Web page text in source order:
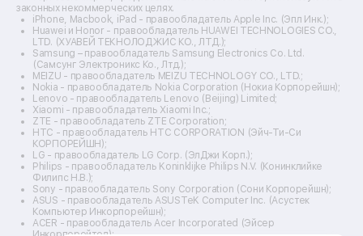
Ремонт прицелов ночного видения
Ремонт винных шкафов
Ремонт выпрямителей
Ремонт сушилок для рук
Ремонт дальномеров
Ремонт снегоуборщиков
законных некоммерческих целях.
iPhone, Macbook, iPad - правообладатель Apple Inc. (Эпл Инк.);
Huawei и Honor - правообладатель HUAWEI TECHNOLOGIES CO.,
LTD. (ХУАВЕЙ ТЕКНОЛОДЖИС КО., ЛТД.);
Samsung – правообладатель Samsung Electronics Co. Ltd.
(Самсунг Электроникс Ко., Лтд.);
MEIZU - правообладатель MEIZU TECHNOLOGY CO., LTD.;
Nokia - правообладатель Nokia Corporation (Нокиа Корпорейшн);
Lenovo - правообладатель Lenovo (Beijing) Limited;
Xiaomi - правообладатель Xiaomi Inc.;
ZTE - правообладатель ZTE Corporation;
HTC - правообладатель HTC CORPORATION (Эйч-Ти-Си
КОРПОРЕЙШН);
LG - правообладатель LG Corp. (ЭлДжи Корп.);
Philips - правообладатель Koninklijke Philips N.V. (Конинклийке
Филипс Н.В.);
Sony - правообладатель Sony Corporation (Сони Корпорейшн);
ASUS - правообладатель ASUSTeK Computer Inc. (Асустек
Компьютер Инкорпорейшн);
ACER - правообладатель Acer Incorporated (Эйсер